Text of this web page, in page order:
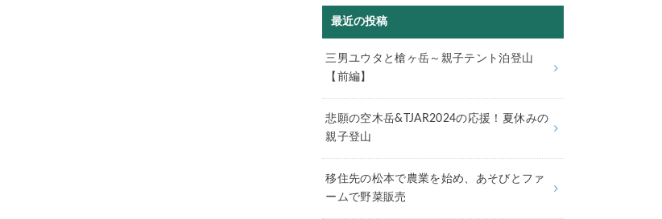
最近の投稿
三男ユウタと槍ヶ岳～親子テント泊登山
【前編】
悲願の空木岳&TJAR2024の応援！夏休みの
親子登山
移住先の松本で農業を始め、あそびとファ
ームで野菜販売